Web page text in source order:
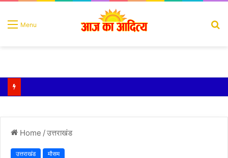
Menu
Home /उत्तराखंड
उत्तराखंड मौसम